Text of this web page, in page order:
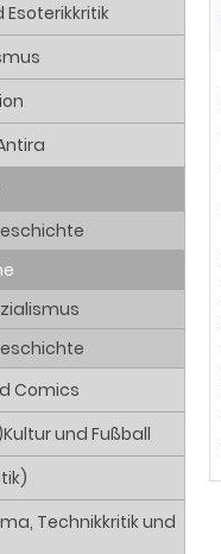
Esoterikkritik
Comics
und Fußball
Technikkritik und